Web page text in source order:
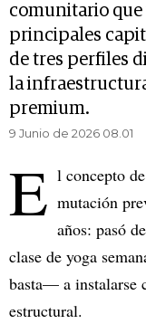
comunitario que
principales
de tres perfiles
la
premium.
9 Junio de 2026 08.01
E l concepto
mutación
años: pasó
clase de yoga
basta— a instalarse
estructural.